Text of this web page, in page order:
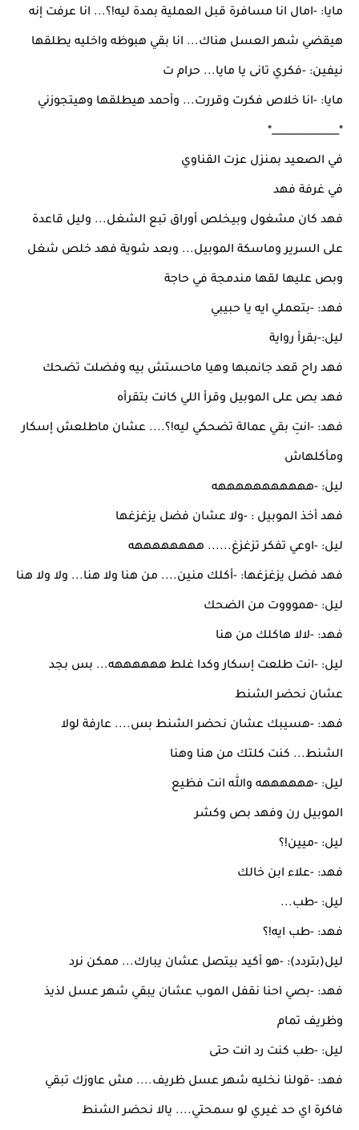
مايا: -امال انا مسافرة قبل العملية بمدة ليه!؟... انا عرفت إنه
هيقضي شهر العسل هناك... انا بقي هبوظه واخليه يطلقها
نيفين: -فكري تانى يا مايا... حرام ت
مايا: -انا خلاص فكرت وقررت... وأحمد هيطلقها وهيتجوزني
*______________*
في الصعيد بمنزل عزت القناوي
في غرفة فهد
فهد كان مشغول وبيخلص أوراق تبع الشغل... وليل قاعدة
على السرير وماسكة الموبيل... وبعد شوية فهد خلص شغل
وبص عليها لقها مندمجة في حاجة
فهد: -بتعملي ايه يا حبيبي
ليل:-بقرأ رواية
فهد راح قعد جانمبها وهيا ماحستش بيه وفضلت تضحك
فهد بص على الموبيل وقرأ اللي كانت بتقرأه
فهد: -انتِ بقي عمالة تضحكي ليه!؟.... عشان ماطلعش إسكار
ومأكلهاش
ليل: -هههههههههههه
فهد أخذ الموبيل : -ولا عشان فضل يزغزغها
ليل: -اوعي تفكر تزغزغ...... ههههههههه
فهد فضل يزغزغها: -أكلك منين.... من هنا ولا هنا... ولا ولا هنا
ليل: -هموووت من الضحك
فهد: -لالا هاكلك من هنا
ليل: -انت طلعت إسكار وكدا غلط ههههههه... بس بجد
عشان نحضر الشنط
فهد: -هسيبك عشان نحضر الشنط بس.... عارفة لولا
الشنط... كنت كلتك من هنا وهنا
ليل: -ههههههه والله انت فظيع
الموبيل رن وفهد بص وكشر
ليل: -ميين!؟
فهد: -علاء ابن خالك
ليل: -طب...
فهد: -طب ايه!؟
ليل(بتردد): -هو أكيد بيتصل عشان يبارك... ممكن نرد
فهد: -بصي احنا نقفل الموب عشان يبقي شهر عسل لذيذ
وظريف تمام
ليل: -طب كنت رد انت حتى
فهد: -قولنا نخليه شهر عسل ظريف.... مش عاوزك تبقي
فاكرة اي حد غيري لو سمحتي.... يالا نحضر الشنط